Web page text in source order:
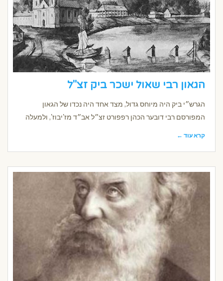
הגאון רבי שאול ישכר ביק זצ"ל
הגרש״י ביק היה מיוחס גדול, מצד אחד היה נכדו של הגאון
המפורסם רבי דובער הכהן רפפורט זצ״ל אב״ד מז'יבוז', ולמעלה
קרא עוד ←